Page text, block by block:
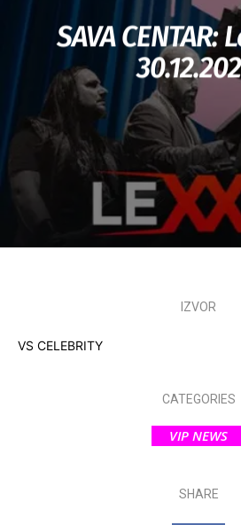
SAVA CENTAR:
IZVOR
VS CELEBRITY
CATEGORIES
VIP NEWS
SHARE